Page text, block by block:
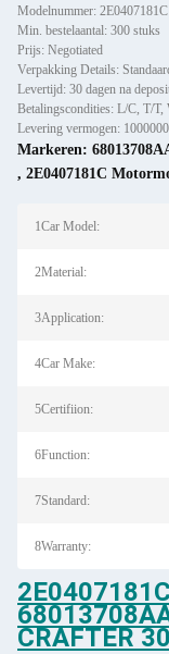
Modelnummer:
Min. bestelaantal: 300 stuks
Prijs: Negotiated
Verpakking Details:
Levertijd: 30 dagen na
Betalingscondities: L/C, T/
Levering vermogen:
Markeren:
, 2E0407181C
1Car Model:
2Material:
3Application:
4Car Make:
5Certifiion:
6Function:
7Standard:
8Warranty:
CRAFTER